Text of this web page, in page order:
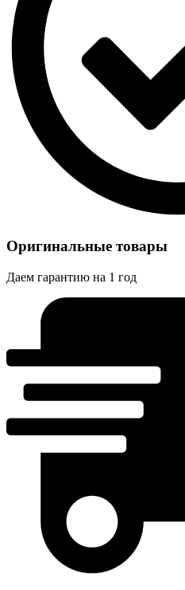
Оригинальные товары
Даем гарантию на 1 год